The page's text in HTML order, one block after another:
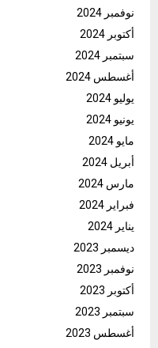
نوفمبر 2024
أكتوبر 2024
سبتمبر 2024
أغسطس 2024
يوليو 2024
يونيو 2024
مايو 2024
أبريل 2024
مارس 2024
فبراير 2024
يناير 2024
ديسمبر 2023
نوفمبر 2023
أكتوبر 2023
سبتمبر 2023
أغسطس 2023